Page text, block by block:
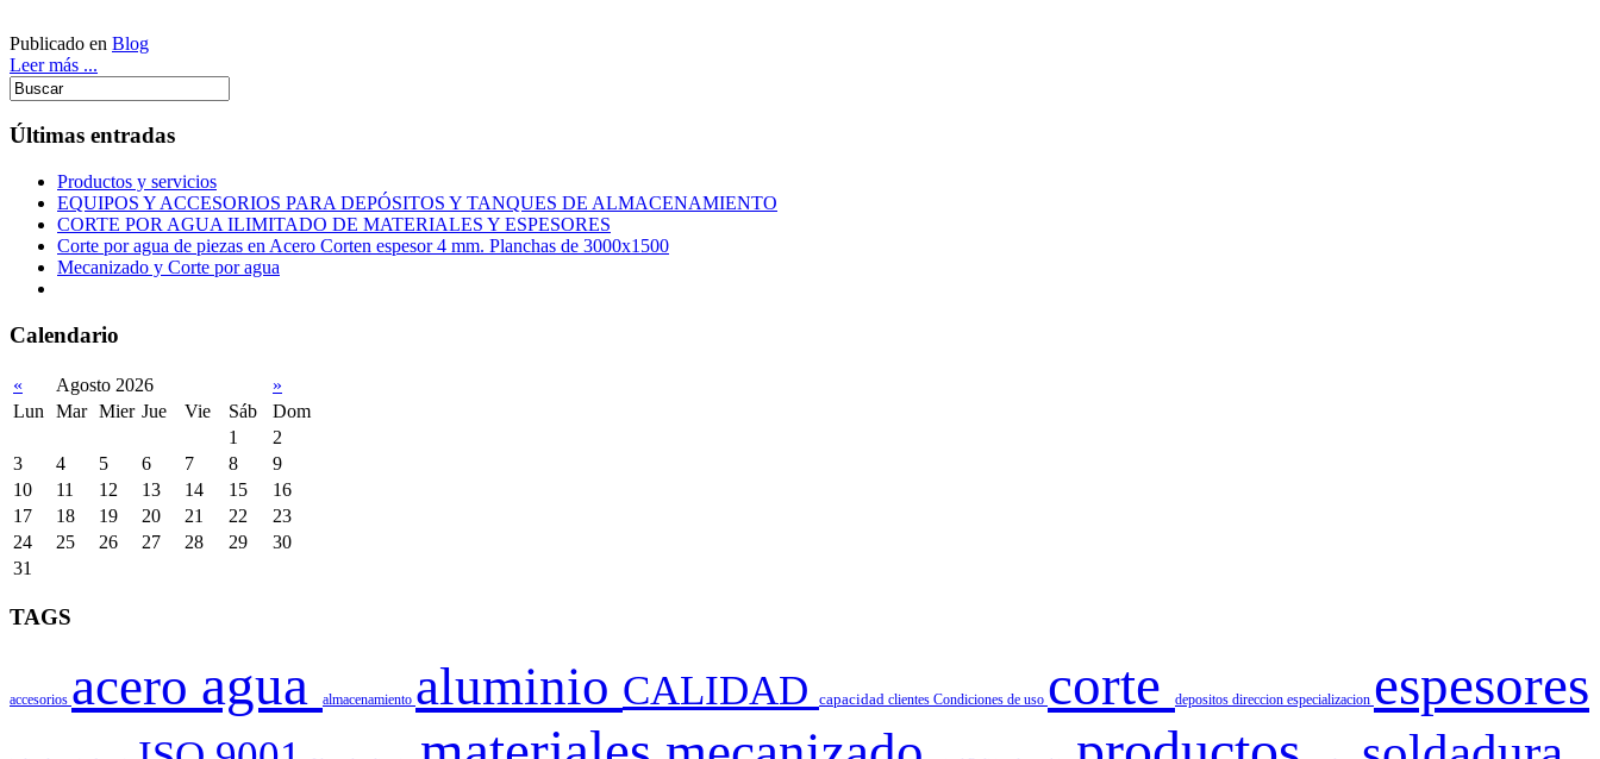
Publicado en Blog
Leer más ...
Últimas entradas
Productos y servicios
EQUIPOS Y ACCESORIOS PARA DEPÓSITOS Y TANQUES DE ALMACENAMIENTO
CORTE POR AGUA ILIMITADO DE MATERIALES Y ESPESORES
Corte por agua de piezas en Acero Corten espesor 4 mm. Planchas de 3000x1500
Mecanizado y Corte por agua
Calendario
« Agosto 2026
»
Lun
Mar Mier Jue Vie Sáb
Dom
1
2
3
4 5 6 7 8
9
10
11 12 13 14 15
16
17
18 19 20 21 22
23
24
25 26 27 28 29
30
31
TAGS
accesorios acero agua almacenamiento aluminio CALIDAD capacidad clientes Condiciones de uso corte depositos direccion especializacion espesores